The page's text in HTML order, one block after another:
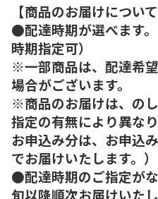
【商品のお届けについて
●配達時期が選べます
時期指定可）
※一部商品は、配達希
場合がございます。
※商品のお届けは、の
指定の有無により異な
お申込み分は、お申込
でお届けいたします。）
●配達時期のご指定が
旬以降順次お届けいた